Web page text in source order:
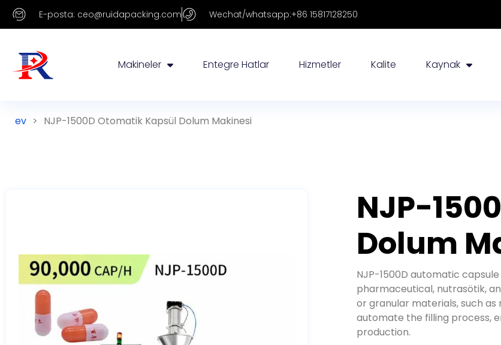
E-posta: ceo@ruidapacking.com Wechat/whatsapp:+86 15817128250
Makineler Entegre Hatlar Hizmetler Kalite Kaynak
ev > NJP-1500D Otomatik Kapsül Dolum Makinesi
NJP-
Dolum
NJP-1500D automatic
pharmaceutical, nutrasötik,
or granular materials,such as
automate the filling process,
production.